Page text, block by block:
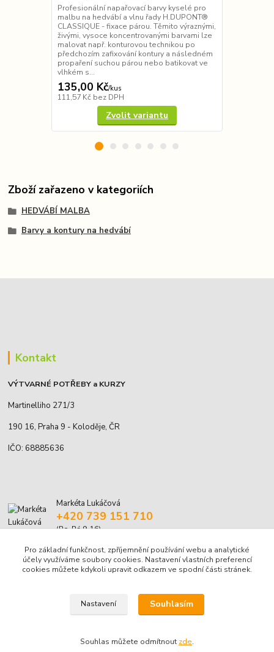
Profesionální napařovací barvy kyselé pro
malbu na hedvábí a vlnu řady H.DUPONT®
CLASSIQUE - fixace párou. Těmito výraznými,
živými, vysoce koncentrovanými barvami lze
malovat např. konturovou technikou po
předchozím zafixování kontury a následném
propaření suchou párou nebo batikovat ve
vlhkém s...
135,00 Kč/kus
111,57 Kč bez DPH
Zvolit variantu
Zboží zařazeno v kategoriích
HEDVÁBÍ MALBA
Barvy a kontury na hedvábí
Kontakt
VÝTVARNÉ POTŘEBY a KURZY
Martinelliho 271/3
190 16, Praha 9 - Koloděje, ČR
IČO: 68885636
Markéta Lukáčová
+420 739 151 710
(Po-Pá 9-16)
marketa.lukacova@volny.cz
© Markéta Lukáčová, 2001-2026
Pro základní funkčnost, zpříjemnění používání webu a analytické
účely využíváme soubory cookies. Nastavení vlastních preferencí
cookies můžete kdykoli upravit odkazem ve spodní části stránek.
Nastavení Souhlasím
Souhlas můžete odmítnout zde.